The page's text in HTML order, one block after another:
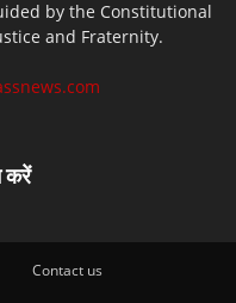
by the Constitutional
and Fraternity.
करें
Contact us